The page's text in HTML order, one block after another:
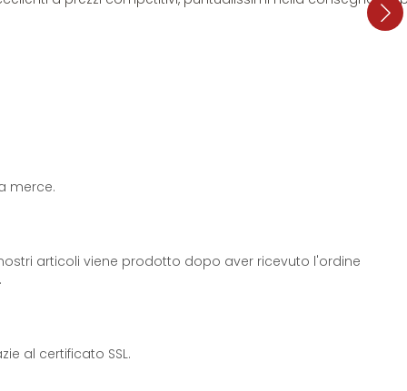
merce.
articoli viene prodotto dopo aver ricevuto l'ordine
al certificato SSL.